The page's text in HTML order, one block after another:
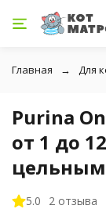
Главная Для
Purina
от 1 до
5.0
2 отзыва